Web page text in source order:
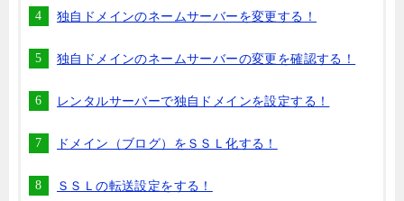
独自ドメインのネームサーバーを変更する！
独自ドメインのネームサーバーの変更を確認する！
レンタルサーバーで独自ドメインを設定する！
ドメイン（ブログ）をＳＳＬ化する！
ＳＳＬの転送設定をする！